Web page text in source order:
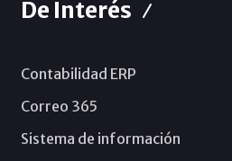
De Interés
Contabilidad ERP
Correo 365
Sistema de información